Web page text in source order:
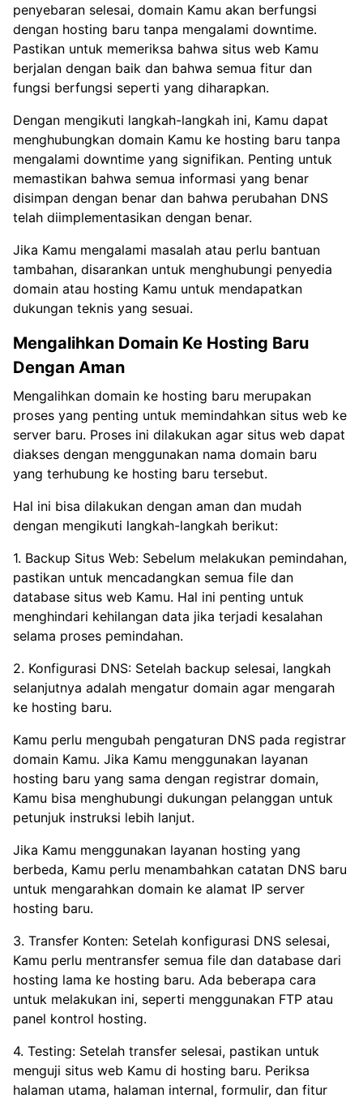
penyebaran selesai, domain Kamu akan berfungsi
dengan hosting baru tanpa mengalami downtime.
Pastikan untuk memeriksa bahwa situs web Kamu
berjalan dengan baik dan bahwa semua fitur dan
fungsi berfungsi seperti yang diharapkan.
Dengan mengikuti langkah-langkah ini, Kamu dapat
menghubungkan domain Kamu ke hosting baru tanpa
mengalami downtime yang signifikan. Penting untuk
memastikan bahwa semua informasi yang benar
disimpan dengan benar dan bahwa perubahan DNS
telah diimplementasikan dengan benar.
Jika Kamu mengalami masalah atau perlu bantuan
tambahan, disarankan untuk menghubungi penyedia
domain atau hosting Kamu untuk mendapatkan
dukungan teknis yang sesuai.
Mengalihkan Domain Ke Hosting Baru
Dengan Aman
Mengalihkan domain ke hosting baru merupakan
proses yang penting untuk memindahkan situs web ke
server baru. Proses ini dilakukan agar situs web dapat
diakses dengan menggunakan nama domain baru
yang terhubung ke hosting baru tersebut.
Hal ini bisa dilakukan dengan aman dan mudah
dengan mengikuti langkah-langkah berikut:
1. Backup Situs Web: Sebelum melakukan pemindahan,
pastikan untuk mencadangkan semua file dan
database situs web Kamu. Hal ini penting untuk
menghindari kehilangan data jika terjadi kesalahan
selama proses pemindahan.
2. Konfigurasi DNS: Setelah backup selesai, langkah
selanjutnya adalah mengatur domain agar mengarah
ke hosting baru.
Kamu perlu mengubah pengaturan DNS pada registrar
domain Kamu. Jika Kamu menggunakan layanan
hosting baru yang sama dengan registrar domain,
Kamu bisa menghubungi dukungan pelanggan untuk
petunjuk instruksi lebih lanjut.
Jika Kamu menggunakan layanan hosting yang
berbeda, Kamu perlu menambahkan catatan DNS baru
untuk mengarahkan domain ke alamat IP server
hosting baru.
3. Transfer Konten: Setelah konfigurasi DNS selesai,
Kamu perlu mentransfer semua file dan database dari
hosting lama ke hosting baru. Ada beberapa cara
untuk melakukan ini, seperti menggunakan FTP atau
panel kontrol hosting.
4. Testing: Setelah transfer selesai, pastikan untuk
menguji situs web Kamu di hosting baru. Periksa
halaman utama, halaman internal, formulir, dan fitur